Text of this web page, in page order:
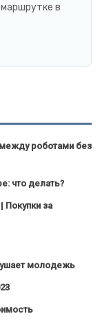
в
роботами без
что делать?
за
молодежь